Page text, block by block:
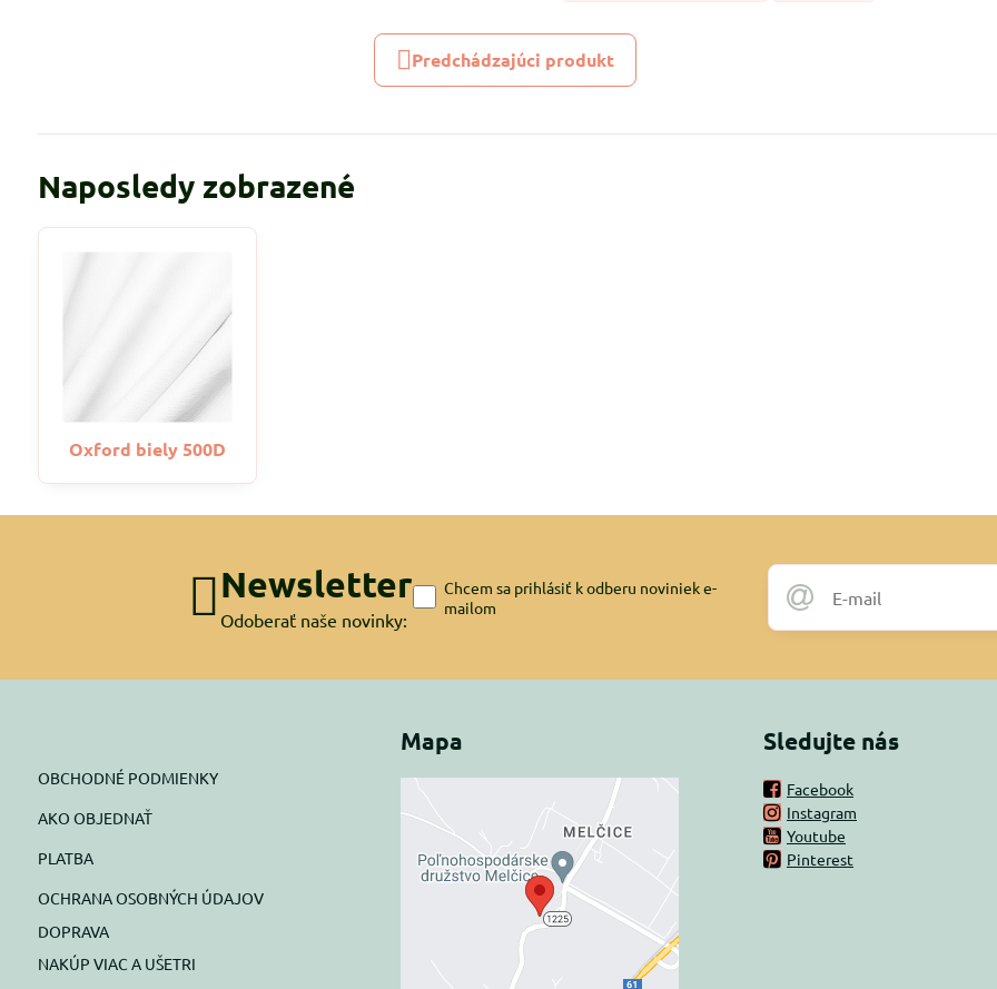
Predchádzajúci produkt
Naposledy zobrazené
Oxford biely 500D
Newsletter
Odoberať naše novinky:
Chcem sa prihlásiť k odberu noviniek e-
mailom
OBCHODNÉ PODMIENKY
AKO OBJEDNAŤ
PLATBA
OCHRANA OSOBNÝCH ÚDAJOV
DOPRAVA
NAKÚP VIAC A UŠETRI
Mapa
Externý obsah je
blokovaný Voľbami
súkromia
Prajete si načítať externý obsah?
Povoliť tentokrát
Sledujte nás
Facebook
Instagram
Youtube
Pinterest